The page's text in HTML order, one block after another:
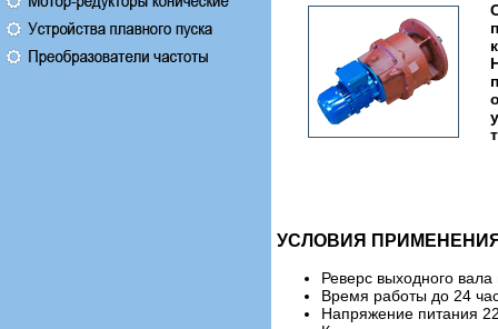
УСЛОВИЯ
Реверс выходного
Время работы до 24
Напряжение питания